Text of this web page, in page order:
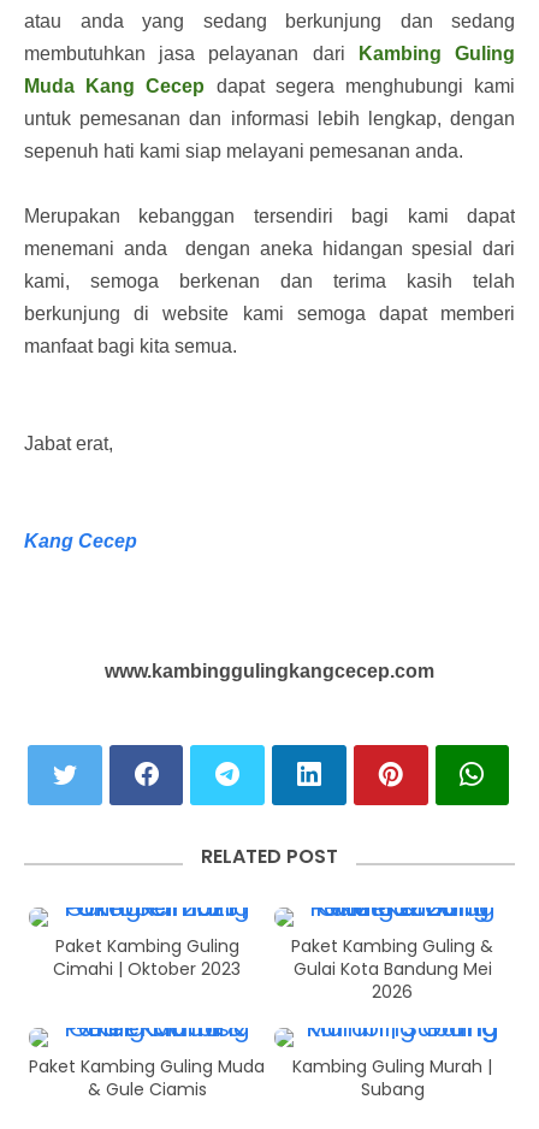
atau anda yang sedang berkunjung dan sedang
membutuhkan jasa pelayanan dari
Kambing Guling
Muda Kang Cecep dapat segera menghubungi kami
untuk pemesanan dan informasi lebih lengkap, dengan
sepenuh hati kami siap melayani pemesanan anda.
Merupakan kebanggan tersendiri bagi kami dapat
menemani anda dengan aneka hidangan spesial dari
kami, semoga berkenan dan terima kasih telah
berkunjung di website kami semoga dapat memberi
manfaat bagi kita semua.
Jabat erat,
Kang Cecep
www.kambinggulingkangcecep.com
RELATED POST
Paket Kambing Guling
Cimahi | Oktober 2023
Paket Kambing Guling &
Gulai Kota Bandung Mei
2026
Paket Kambing Guling Muda
& Gule Ciamis
Kambing Guling Murah |
Subang